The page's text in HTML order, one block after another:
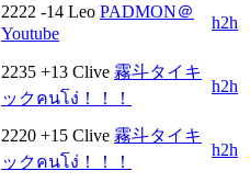
2222 -14 Leo PADMON＠
Youtube
h2h
2235 +13 Clive 霧斗タイキ
ックคนโง่！！！
h2h
2220 +15 Clive 霧斗タイキ
ックคนโง่！！！
h2h